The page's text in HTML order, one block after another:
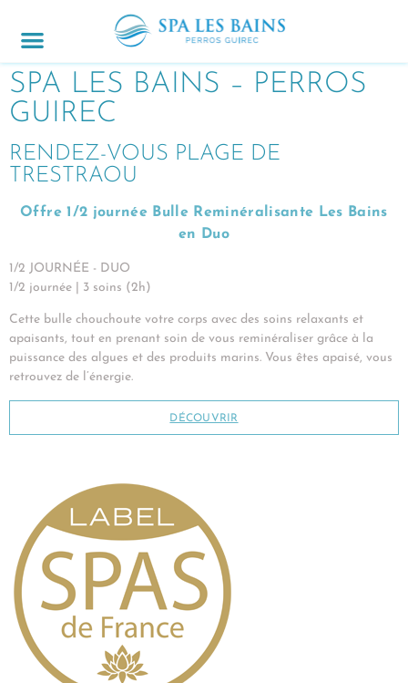
SPA LES BAINS – PERROS
GUIREC
RENDEZ-VOUS PLAGE DE
TRESTRAOU
Offre 1/2 journée Bulle Reminéralisante Les Bains
en Duo
1/2 JOURNÉE - DUO
1/2 journée | 3 soins (2h)
Cette bulle chouchoute votre corps avec des soins relaxants et
apaisants, tout en prenant soin de vous reminéraliser grâce à la
puissance des algues et des produits marins. Vous êtes apaisé, vous
retrouvez de l’énergie.
DÉCOUVRIR